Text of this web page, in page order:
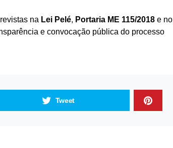
na Lei Pelé, Portaria ME 115/2018 e no
e convocação pública do processo
Tweet